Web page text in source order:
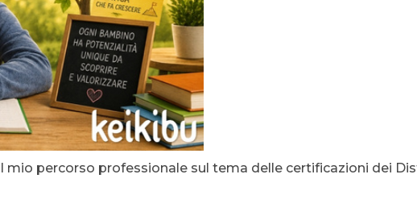
percorso professionale sul tema delle certificazioni dei